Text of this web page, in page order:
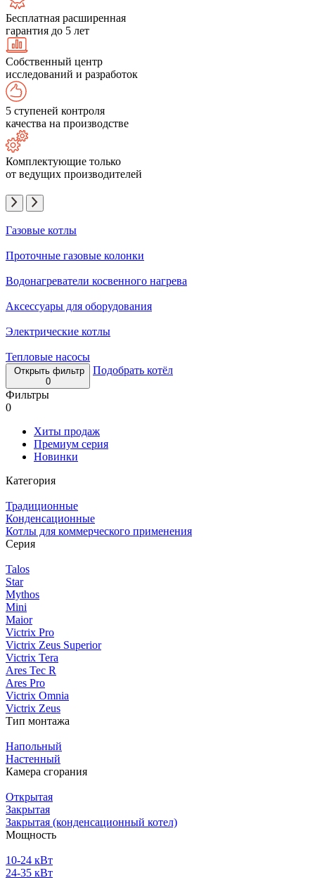
Бесплатная расширенная
гарантия до 5 лет
Собственный центр
исследований и разработок
5 ступеней контроля
качества на производстве
Комплектующие только
от ведущих производителей
Газовые котлы
Проточные газовые колонки
Водонагреватели косвенного нагрева
Аксессуары для оборудования
Электрические котлы
Тепловые насосы
Открыть фильтр
0
Подобрать котёл
Фильтры
0
Хиты продаж
Премиум серия
Новинки
Категория
Традиционные
Конденсационные
Котлы для коммерческого применения
Серия
Talos
Star
Mythos
Mini
Maior
Victrix Pro
Victrix Zeus Superior
Victrix Tera
Ares Tec R
Ares Pro
Victrix Omnia
Victrix Zeus
Тип монтажа
Напольный
Настенный
Камера сгорания
Открытая
Закрытая
Закрытая (конденсационный котел)
Мощность
10-24 кВт
24-35 кВт